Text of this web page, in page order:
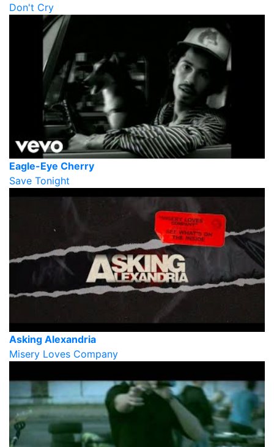
Don't Cry
Eagle-Eye Cherry
Save Tonight
Asking Alexandria
Misery Loves Company